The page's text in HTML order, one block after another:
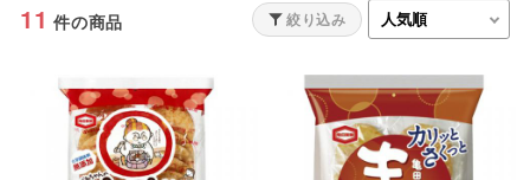
11 件の商品 絞り込み